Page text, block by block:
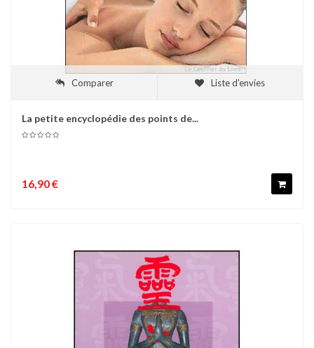
Comparer Liste d'envies
La petite encyclopédie des points de...
16,90 €